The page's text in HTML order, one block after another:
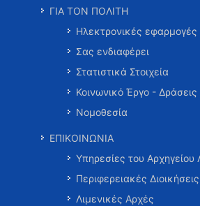
ΓΙΑ ΤΟΝ ΠΟΛΙΤΗ
Ηλεκτρονικές εφαρμογές
Σας ενδιαφέρει
Στατιστικά Στοιχεία
Κοινωνικό Έργο - Δράσεις
Νομοθεσία
ΕΠΙΚΟΙΝΩΝΙΑ
Υπηρεσίες του
Περιφερειακές
Λιμενικές Αρχές